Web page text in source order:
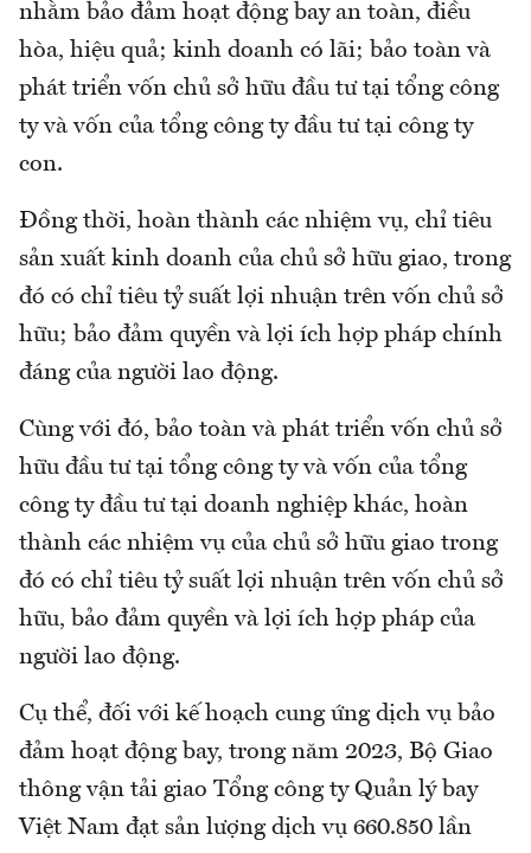
nhằm bảo đảm hoạt động bay an toàn, điều
hòa, hiệu quả; kinh doanh có lãi; bảo toàn và
phát triển vốn chủ sở hữu đầu tư tại tổng công
ty và vốn của tổng công ty đầu tư tại công ty
con.
Đồng thời, hoàn thành các nhiệm vụ, chỉ tiêu
sản xuất kinh doanh của chủ sở hữu giao, trong
đó có chỉ tiêu tỷ suất lợi nhuận trên vốn chủ sở
hữu; bảo đảm quyền và lợi ích hợp pháp chính
đáng của người lao động.
Cùng với đó, bảo toàn và phát triển vốn chủ sở
hữu đầu tư tại tổng công ty và vốn của tổng
công ty đầu tư tại doanh nghiệp khác, hoàn
thành các nhiệm vụ của chủ sở hữu giao trong
đó có chỉ tiêu tỷ suất lợi nhuận trên vốn chủ sở
hữu, bảo đảm quyền và lợi ích hợp pháp của
người lao động.
Cụ thể, đối với kế hoạch cung ứng dịch vụ bảo
đảm hoạt động bay, trong năm 2023, Bộ Giao
thông vận tải giao Tổng công ty Quản lý bay
Việt Nam đạt sản lượng dịch vụ 660.850 lần